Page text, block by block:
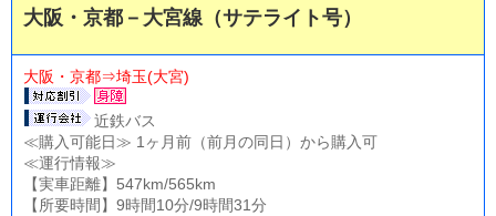
大阪・京都－大宮線（サテライト号）
大阪・京都⇒埼玉(大宮)
近鉄バス
≪購入可能日≫ 1ヶ月前（前月の同日）から購入可
≪運行情報≫
【実車距離】547km/565km
【所要時間】9時間10分/9時間31分